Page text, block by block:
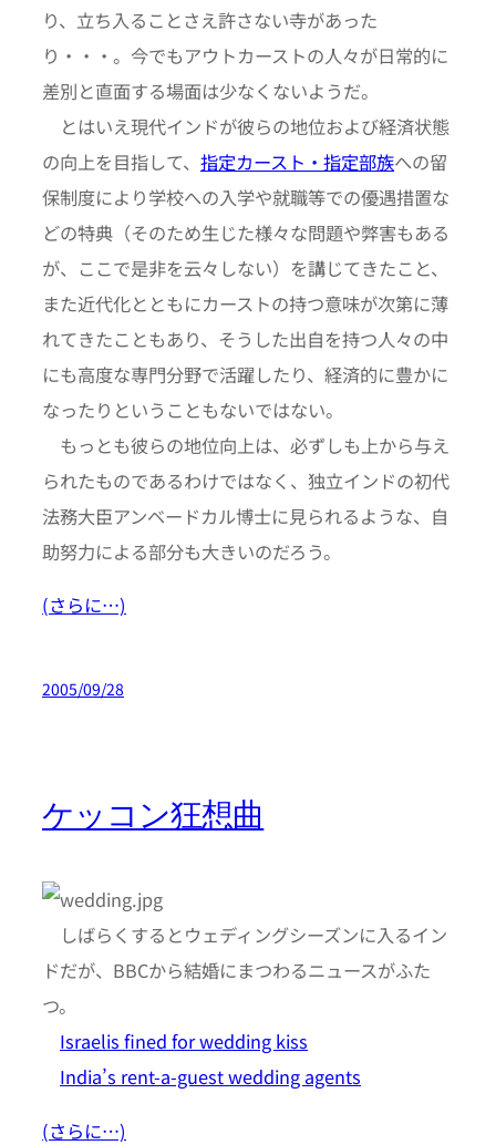
り、立ち入ることさえ許さない寺があった
り・・・。今でもアウトカーストの人々が日常的に
差別と直面する場面は少なくないようだ。
とはいえ現代インドが彼らの地位および経済状態
の向上を目指して、 指定カースト・指定部族への留
保制度により学校への入学や就職等での優遇措置な
どの特典（そのため生じた様々な問題や弊害もある
が、ここで是非を云々しない）を講じてきたこと、
また近代化とともにカーストの持つ意味が次第に薄
れてきたこともあり、そうした出自を持つ人々の中
にも高度な専門分野で活躍したり、経済的に豊かに
なったりということもないではない。
もっとも彼らの地位向上は、必ずしも上から与え
られたものであるわけではなく、独立インドの初代
法務大臣アンベードカル博士に見られるような、自
助努力による部分も大きいのだろう。
(さらに…)
2005/09/28
ケッコン狂想曲
しばらくするとウェディングシーズンに入るイン
ドだが、BBCから結婚にまつわるニュースがふた
つ。
Israelis fined for wedding kiss
India’s rent-a-guest wedding agents
(さらに…)